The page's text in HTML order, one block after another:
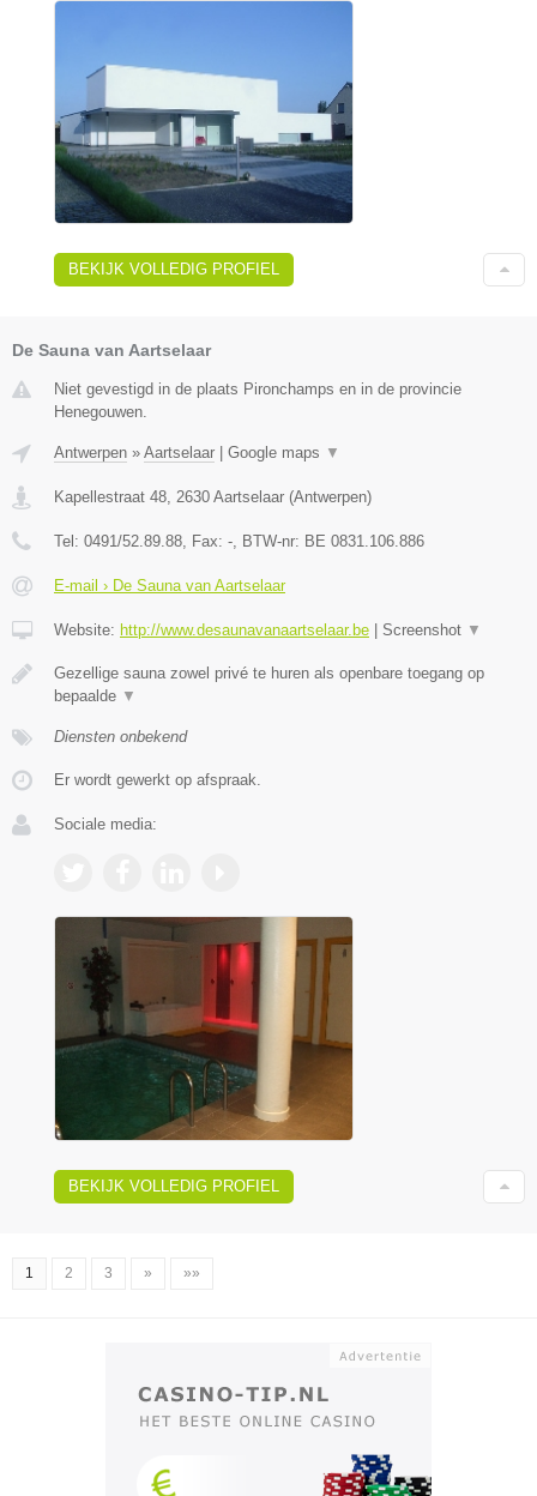
BEKIJK VOLLEDIG PROFIEL
De Sauna van Aartselaar
Niet gevestigd in de plaats Pironchamps en in de provincie
Henegouwen.
Antwerpen » Aartselaar Google maps ▼
Kapellestraat 48, 2630 Aartselaar (Antwerpen)
Tel: 0491/52.89.88, Fax: -, BTW-nr: BE 0831.106.886
E-mail › De Sauna van Aartselaar
Website: http://www.desaunavanaartselaar.be Screenshot ▼
Gezellige sauna zowel privé te huren als openbare toegang op
bepaalde ▼
Diensten onbekend
Er wordt gewerkt op afspraak.
Sociale media:
BEKIJK VOLLEDIG PROFIEL
1 2 3 » »»